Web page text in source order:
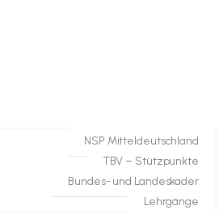
NSP Mitteldeutschland
TBV – Stützpunkte
Bundes- und Landeskader
Lehrgänge